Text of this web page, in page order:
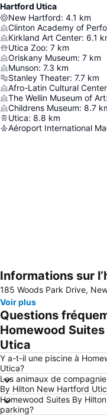
Hartford Utica
New Hartford: 4.1 km
Clinton Academy of
Kirkland Art Center: 6.1
Utica Zoo: 7 km
Oriskany Museum: 7 km
Munson: 7.3 km
Stanley Theater: 7.7 km
Afro-Latin Cultural Center
The Wellin Museum of Art:
Childrens Museum: 8.7
Utica: 8.8 km
Aéroport International
Agrandir la carte
Informations sur
185 Woods Park Drive,
Voir plus
Questions
Homewood
Utica
Y a-t-il une piscine à
Utica?
Les animaux de
By Hilton New Hartford
Homewood Suites By
parking?